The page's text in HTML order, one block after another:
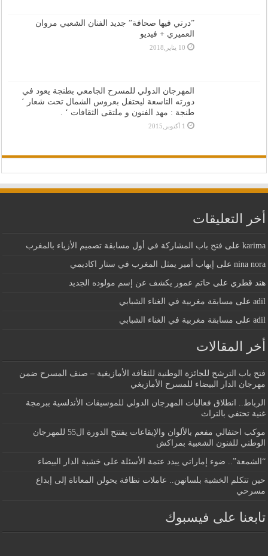
”درتي فيها صحافة” جديد الفنان الشعبي مروان
العميري + فيديو
10 يناير,2018
المهرجان الدولي للمسرح الجامعي بطنجة يعود في
دورته التاسعة ليحتفل بعروس الشمال تحت شعار ‘
طنجة : مهد الفنون و ملتقى الثقافات ‘ .
1 أكتوبر,2015
أخر التعليقات
karima على فتح باب المشاركة في أول مسابقة تصميم الأزياء بالمغرب
nina nora على إيهاب أمير يمثل المغرب في ستار اكاديمي
هند قطري على حاتم عمور يكشف عن إسم مولوده الجديد
adil على مسابقة مغربية في الغناء الشبابي
adil على مسابقة مغربية في الغناء الشبابي
أخر المقالات
فتح باب الترشح للجائزة الوطنية للثقافة الأمازيغية – صنف المسرح ضمن
مهرجان الدار البيضاء للمسرح الأمازيغي
الرباط.. انطلاق فعاليات المهرجان الدولي للموسيقات الأندلسية ببرمجة
غنية تحتفي بالتراث
موكب احتفالي مفعم بالألوان والإيقاعات يفتتح الدورة ال55 للمهرجان
الوطني للفنون الشعبية بمراكش
“الشمعة”.. ضوء إماراتي يبدد عتمة الأسئلة على خشبة الدار البيضاء
حين تتكلم الخشبة بلسانهن.. عاملات نظافة يحولن المعاناة إلى إبداع
مسرحي
تابعنا على فيسبوك